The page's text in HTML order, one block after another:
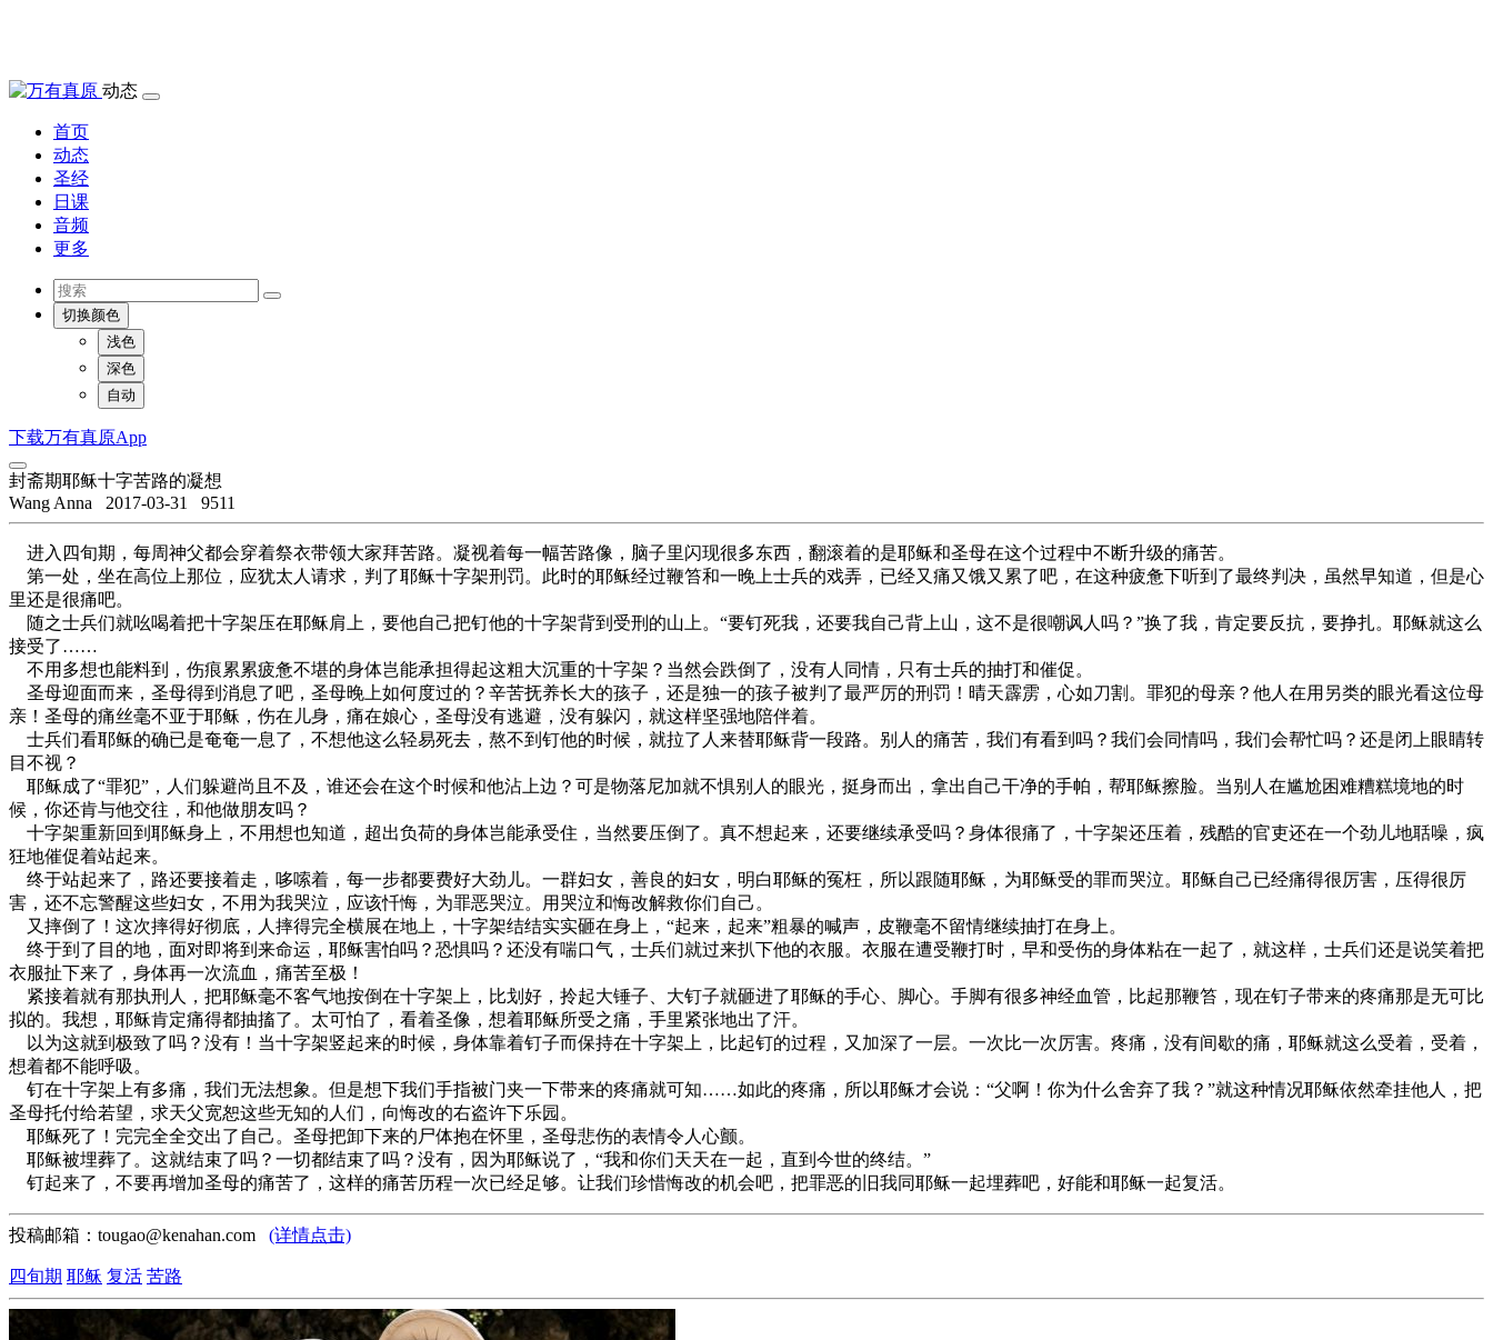
动态
首页
动态
圣经
日课
音频
更多
切换颜色
浅色
深色
自动
下载万有真原App
封斋期耶稣十字苦路的凝想
Wang Anna 2017-03-31 9511
进入四旬期，每周神父都会穿着祭衣带领大家拜苦路。凝视着每一幅苦路像，脑子里闪现很多东西，翻滚着的是耶稣和圣母在这个过程中不断升级的痛苦。
第一处，坐在高位上那位，应犹太人请求，判了耶稣十字架刑罚。此时的耶稣经过鞭笞和一晚上士兵的戏弄，已经又痛又饿又累了吧，在这种疲惫下听到了最终判决，虽然早知道，但是心
里还是很痛吧。
随之士兵们就吆喝着把十字架压在耶稣肩上，要他自己把钉他的十字架背到受刑的山上。“要钉死我，还要我自己背上山，这不是很嘲讽人吗？”换了我，肯定要反抗，要挣扎。耶稣就这么
接受了……
不用多想也能料到，伤痕累累疲惫不堪的身体岂能承担得起这粗大沉重的十字架？当然会跌倒了，没有人同情，只有士兵的抽打和催促。
圣母迎面而来，圣母得到消息了吧，圣母晚上如何度过的？辛苦抚养长大的孩子，还是独一的孩子被判了最严厉的刑罚！晴天霹雳，心如刀割。罪犯的母亲？他人在用另类的眼光看这位母
亲！圣母的痛丝毫不亚于耶稣，伤在儿身，痛在娘心，圣母没有逃避，没有躲闪，就这样坚强地陪伴着。
士兵们看耶稣的确已是奄奄一息了，不想他这么轻易死去，熬不到钉他的时候，就拉了人来替耶稣背一段路。别人的痛苦，我们有看到吗？我们会同情吗，我们会帮忙吗？还是闭上眼睛转
目不视？
耶稣成了“罪犯”，人们躲避尚且不及，谁还会在这个时候和他沾上边？可是物落尼加就不惧别人的眼光，挺身而出，拿出自己干净的手帕，帮耶稣擦脸。当别人在尴尬困难糟糕境地的时
候，你还肯与他交往，和他做朋友吗？
十字架重新回到耶稣身上，不用想也知道，超出负荷的身体岂能承受住，当然要压倒了。真不想起来，还要继续承受吗？身体很痛了，十字架还压着，残酷的官吏还在一个劲儿地聒噪，疯
狂地催促着站起来。
终于站起来了，路还要接着走，哆嗦着，每一步都要费好大劲儿。一群妇女，善良的妇女，明白耶稣的冤枉，所以跟随耶稣，为耶稣受的罪而哭泣。耶稣自己已经痛得很厉害，压得很厉
害，还不忘警醒这些妇女，不用为我哭泣，应该忏悔，为罪恶哭泣。用哭泣和悔改解救你们自己。
又摔倒了！这次摔得好彻底，人摔得完全横展在地上，十字架结结实实砸在身上，“起来，起来”粗暴的喊声，皮鞭毫不留情继续抽打在身上。
终于到了目的地，面对即将到来命运，耶稣害怕吗？恐惧吗？还没有喘口气，士兵们就过来扒下他的衣服。衣服在遭受鞭打时，早和受伤的身体粘在一起了，就这样，士兵们还是说笑着把
衣服扯下来了，身体再一次流血，痛苦至极！
紧接着就有那执刑人，把耶稣毫不客气地按倒在十字架上，比划好，拎起大锤子、大钉子就砸进了耶稣的手心、脚心。手脚有很多神经血管，比起那鞭笞，现在钉子带来的疼痛那是无可比
拟的。我想，耶稣肯定痛得都抽搐了。太可怕了，看着圣像，想着耶稣所受之痛，手里紧张地出了汗。
以为这就到极致了吗？没有！当十字架竖起来的时候，身体靠着钉子而保持在十字架上，比起钉的过程，又加深了一层。一次比一次厉害。疼痛，没有间歇的痛，耶稣就这么受着，受着，
想着都不能呼吸。
钉在十字架上有多痛，我们无法想象。但是想下我们手指被门夹一下带来的疼痛就可知……如此的疼痛，所以耶稣才会说：“父啊！你为什么舍弃了我？”就这种情况耶稣依然牵挂他人，把
圣母托付给若望，求天父宽恕这些无知的人们，向悔改的右盗许下乐园。
耶稣死了！完完全全交出了自己。圣母把卸下来的尸体抱在怀里，圣母悲伤的表情令人心颤。
耶稣被埋葬了。这就结束了吗？一切都结束了吗？没有，因为耶稣说了，“我和你们天天在一起，直到今世的终结。”
钉起来了，不要再增加圣母的痛苦了，这样的痛苦历程一次已经足够。让我们珍惜悔改的机会吧，把罪恶的旧我同耶稣一起埋葬吧，好能和耶稣一起复活。
投稿邮箱：tougao@kenahan.com (详情点击)
四旬期 耶稣 复活 苦路